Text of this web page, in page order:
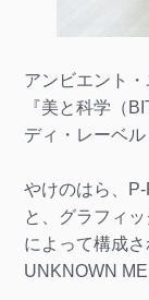
アンビエント
『美と科学（
ディ・レーベル
やけのはら、
と、グラフィ
によって構成
UNKNOWN ME